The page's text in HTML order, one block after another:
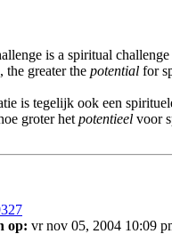
is a spiritual
the greater the potential for
is tegelijk ook een
groter het potentieel voor
op: vr nov 05, 2004 10:09